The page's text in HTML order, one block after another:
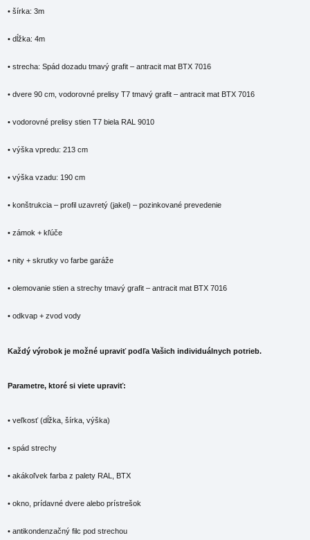
• šírka: 3m
• dĺžka: 4m
• strecha: Spád dozadu tmavý grafit – antracit mat BTX 7016
• dvere 90 cm, vodorovné prelisy T7 tmavý grafit – antracit mat BTX 7016
• vodorovné prelisy stien T7 biela RAL 9010
• výška vpredu: 213 cm
• výška vzadu: 190 cm
• konštrukcia – profil uzavretý (jakel) – pozinkované prevedenie
• zámok + kľúče
• nity + skrutky vo farbe garáže
• olemovanie stien a strechy tmavý grafit – antracit mat BTX 7016
• odkvap + zvod vody
Každý výrobok je možné upraviť podľa Vašich individuálnych potrieb.
Parametre, ktoré si viete upraviť:
• veľkosť (dĺžka, šírka, výška)
• spád strechy
• akákoľvek farba z palety RAL, BTX
• okno, prídavné dvere alebo prístrešok
• antikondenzačný filc pod strechou